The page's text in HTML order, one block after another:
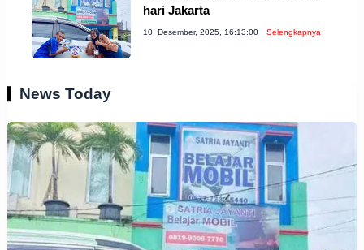
hari Jakarta
10, Desember, 2025, 16:13:00 Selengkapnya
News Today